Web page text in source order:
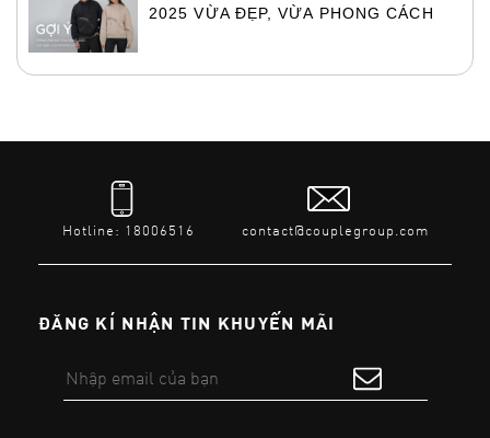
2025 VỪA ĐẸP, VỪA PHONG CÁCH
Hotline: 18006516 contact@couplegroup.com
ĐĂNG KÍ NHẬN TIN KHUYẾN MÃI